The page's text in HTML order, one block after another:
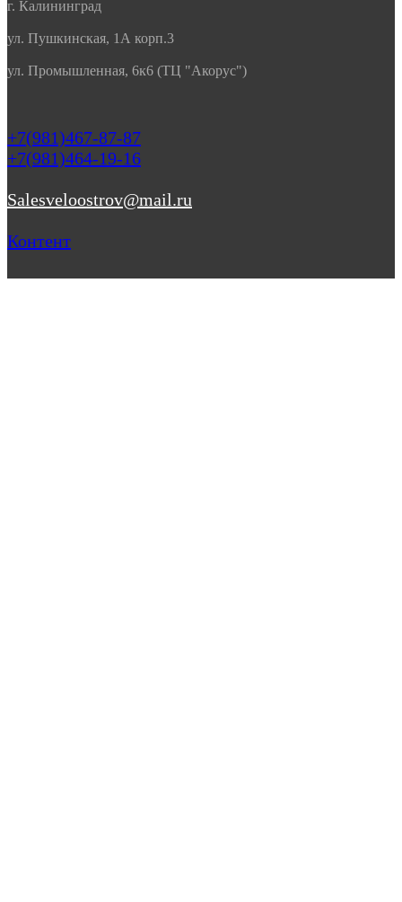
г. Калининград
ул. Пушкинская, 1А корп.3
ул. Промышленная, 6к6 (ТЦ "Акорус")
+7(981)467-87-87
+7(981)464-19-16
Salesveloostrov@mail.ru
Контент